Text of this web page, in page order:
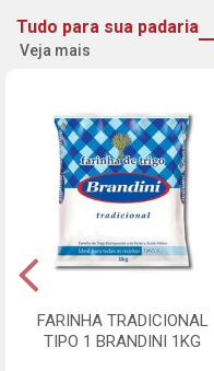
Tudo para sua padaria
Veja mais
FARINHA TRADICIONAL
TIPO 1 BRANDINI 1KG